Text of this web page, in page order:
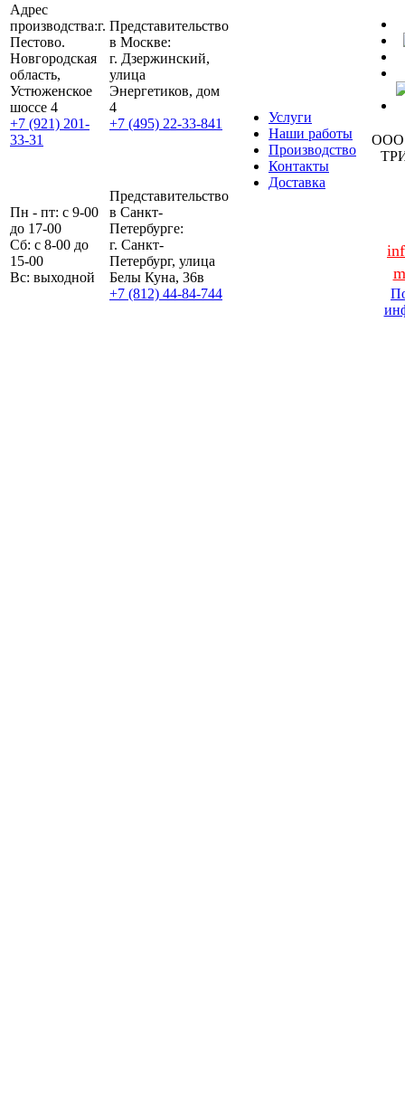
Адрес
производства:г.
Пестово.
Новгородская
область,
Устюженское
шоссе 4
+7 (921) 201-
33-31
Представительство
в Москве:
г. Дзержинский,
улица
Энергетиков, дом
4
+7 (495) 22-33-841
Услуги
Наши работы
Производство
Контакты
Доставка
ООО
Пн - пт: с 9-00
до 17-00
Сб: с 8-00 до
15-00
Вс: выходной
Представительство
в Санкт-
Петербурге:
г. Санкт-
Петербург, улица
Белы Куна, 36в
+7 (812) 44-84-744